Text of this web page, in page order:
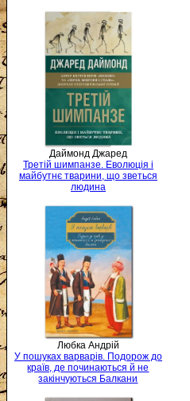
Даймонд Джаред
Третій шимпанзе. Еволюція і
майбутнє тварини, що зветься
людина
Любка Андрій
У пошуках варварів. Подорож до
країв, де починаються й не
закінчуються Балкани